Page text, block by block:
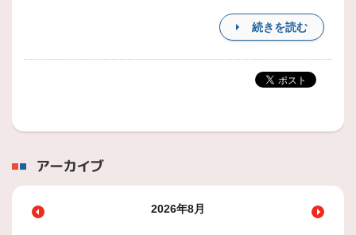
続きを読む
アーカイブ
2026年8月